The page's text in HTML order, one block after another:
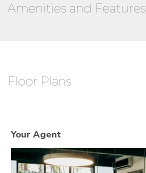
Amenities and Features
Floor Plans
Your Agent